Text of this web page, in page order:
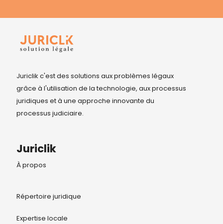
Juriclik c'est des solutions aux problèmes légaux
grâce à l'utilisation de la technologie, aux processus
juridiques et à une approche innovante du
processus judiciaire.
Juriclik
À propos
Répertoire juridique
Expertise locale